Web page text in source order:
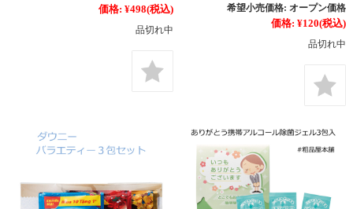
価格: ¥498(税込)
品切れ中
希望小売価格: オープン価格
価格: ¥120(税込)
品切れ中